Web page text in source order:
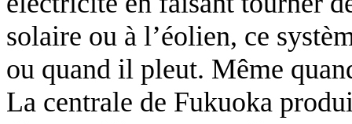
solaire ou à l’éolien, ce
ou quand il pleut. Même
La centrale de Fukuoka